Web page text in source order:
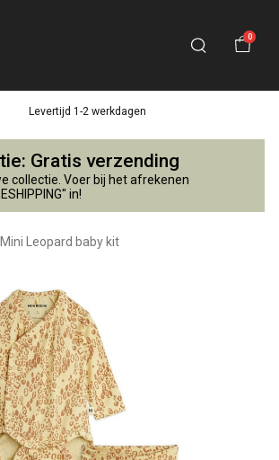
0
Levertijd 1-2 werkdagen
Gratis verzending
collectie. Voer bij het afrekenen
in!
Leopard baby kit